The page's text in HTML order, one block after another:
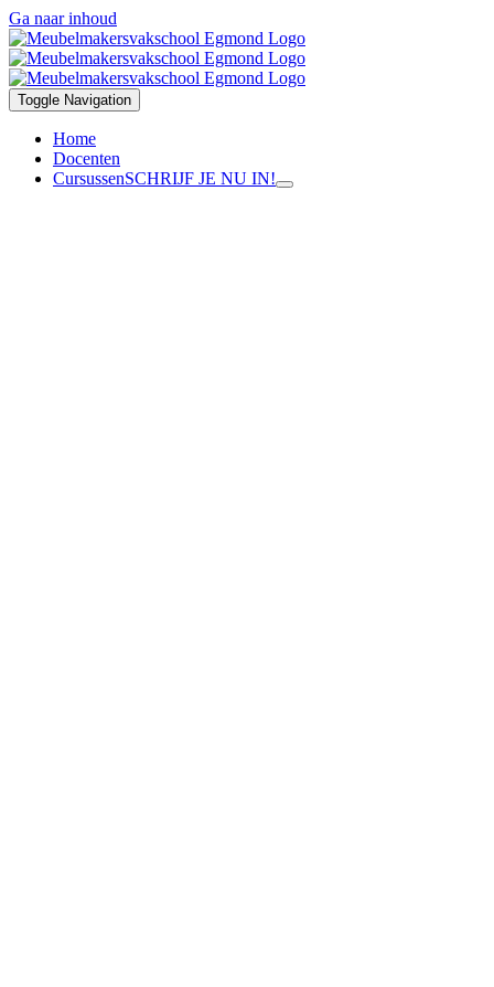
Ga naar inhoud
Toggle Navigation
Home
Docenten
CursussenSCHRIJF JE NU IN!